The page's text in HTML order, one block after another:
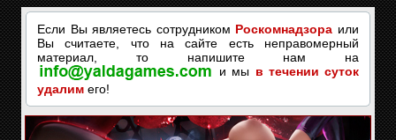
Если Вы являетесь сотрудником Роскомнадзора или
Вы считаете, что на сайте есть неправомерный
материал, то напишите нам на
и мы в течении суток
удалим его!